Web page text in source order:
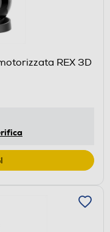
REX 3D